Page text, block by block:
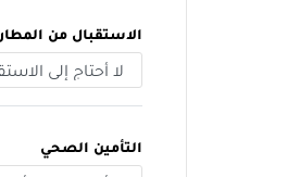
الاستقبال من المطار
التأمين الصحي